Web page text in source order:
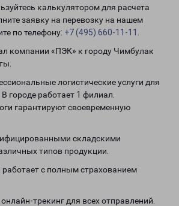
калькулятором для расчета
заявку на перевозку на нашем
по телефону: +7 (495) 660-11-11
компании «ПЭК» к городу Чимбулак
логистические услуги для
городе работает 1 филиал.
гарантируют своевременную
складскими
типов продукции.
с полным страхованием
трекинг для всех отправлений.